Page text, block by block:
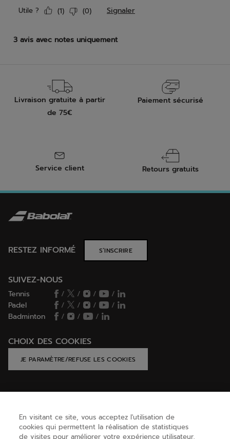
Livraison gratuite à partir
de 75€
Paiement sécurisé
Service client Retours gratuits
RESTEZ INFORMÉ S’INSCRIRE
SUIVEZ-NOUS
Tennis / / /
/
Padel
/ / /
/
Badminton
/ / /
CHOIX DES COOKIES
JE PARAMÈTRE/REFUSE LES COOKIES
En visitant ce site, vous acceptez l'utilisation de
cookies qui permettent la réalisation de statistiques
de visites pour améliorer votre expérience utilisateur,